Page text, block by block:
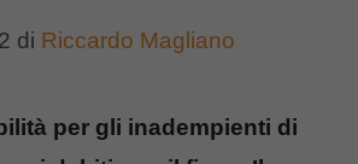
di Riccardo Magliano
per gli inadempienti di